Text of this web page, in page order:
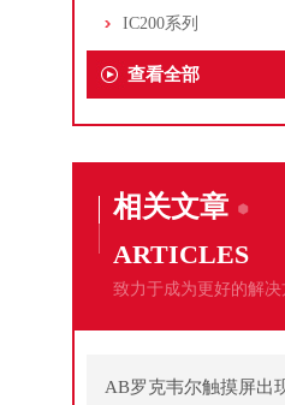
IC200系列
查看全部
相关文章
ARTICLES
致力于成为更好的解决
AB罗克韦尔触摸屏出